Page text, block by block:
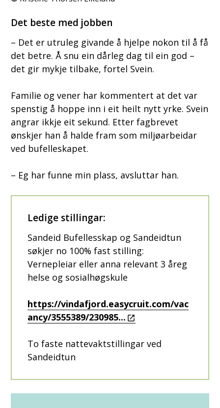
Det beste med jobben
– Det er utruleg givande å hjelpe nokon til å få
det betre. Å snu ein dårleg dag til ein god –
det gir mykje tilbake, fortel Svein.
Familie og vener har kommentert at det var
spenstig å hoppe inn i eit heilt nytt yrke. Svein
angrar ikkje eit sekund. Etter fagbrevet
ønskjer han å halde fram som miljøarbeidar
ved bufelleskapet.
– Eg har funne min plass, avsluttar han.
Ledige stillingar:
Sandeid Bufellesskap og Sandeidtun
søkjer no 100% fast stilling:
Vernepleiar eller anna relevant 3 åreg
helse og sosialhøgskule
https://vindafjord.easycruit.com/vac
ancy/3555389/230985...
To faste nattevaktstillingar ved
Sandeidtun